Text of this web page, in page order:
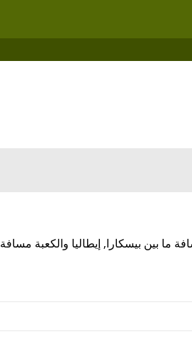
ما بين بيسكارا, إيطاليا والكعبة مسافة